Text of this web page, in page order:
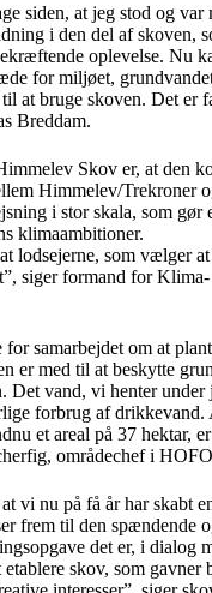
siden, at jeg stod og var
i den del af skoven,
oplevelse. Nu
for miljøet,
at bruge skoven. Det er
Breddam.
Skov er, at den
Himmelev/Trekroner
i stor skala, som gør
klimaambitioner.
lodsejerne, som vælger
siger formand for
samarbejdet om at
er med til at beskytte
Det vand, vi henter under
forbrug af drikkevand.
et areal på 37 hektar,
områdechef i
vi nu på få år har skabt
frem til den spændende
det er, i dialog
skov, som gavner